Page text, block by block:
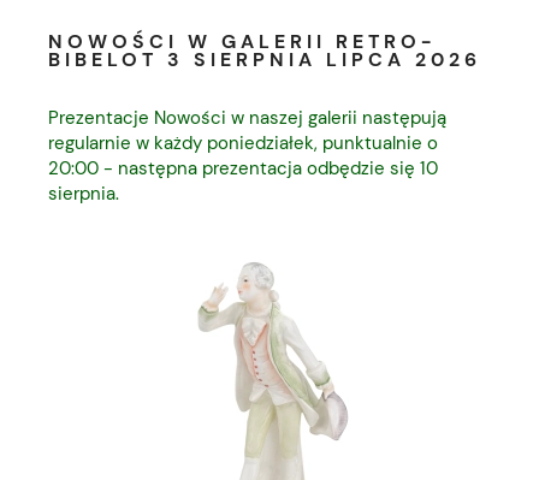
NOWOŚCI W GALERII RETRO-
BIBELOT 3 SIERPNIA LIPCA 2026
Prezentacje Nowości w naszej galerii następują
regularnie w każdy poniedziałek, punktualnie o
20:00 - następna prezentacja odbędzie się 10
sierpnia.